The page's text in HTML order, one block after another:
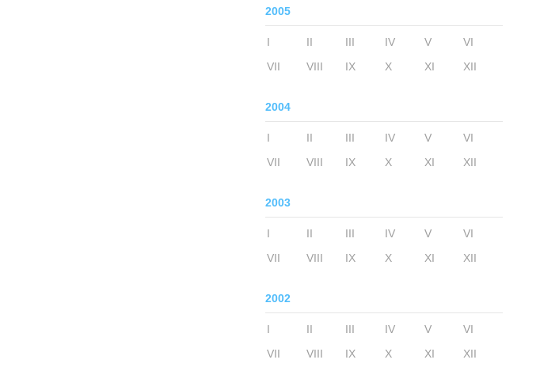
2005
I II III IV V
VI
VII
VIII IX X XI XII
2004
I II III IV V
VI
VII
VIII IX X XI XII
2003
I II III IV V
VI
VII
VIII IX X XI XII
2002
I II III IV V
VI
VII
VIII IX X XI XII